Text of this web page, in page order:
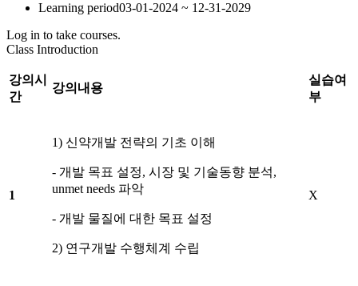
Learning period03-01-2024 ~ 12-31-2029
Log in to take courses.
Class Introduction
강의시
간
강의내용
실습여
부
1
1) 신약개발 전략의 기초 이해
- 개발 목표 설정, 시장 및 기술동향 분석,
unmet needs 파악
- 개발 물질에 대한 목표 설정
2) 연구개발 수행체계 수립
X